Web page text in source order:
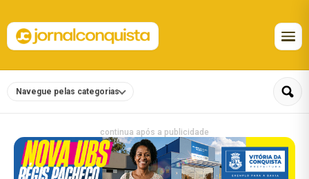
Navegue pelas categorias
continua após a publicidade